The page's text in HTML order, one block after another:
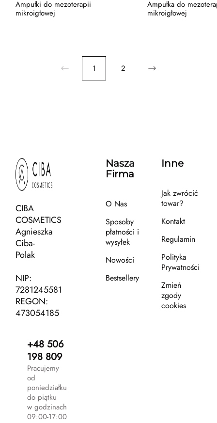
Ampułki do mezoterapii
mikroigłowej
Ampułka do
mikroigłowej
1 2
CIBA
COSMETICS
Agnieszka
Ciba-
Polak
NIP:
7281245581
REGON:
473054185
+48 506
198 809
Pracujemy
od
poniedziałku
do piątku
w godzinach
09:00-17:00
Nasza
Firma
O Nas
Sposoby
płatności i
wysyłek
Nowości
Bestsellery
Inne
Jak zwrócić
towar?
Kontakt
Regulamin
Polityka
Prywatności
Zmień
zgody
cookies